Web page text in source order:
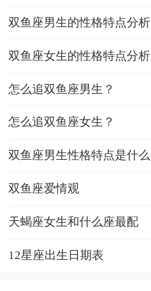
双鱼座男生的性格特点分析
双鱼座女生的性格特点分析
怎么追双鱼座男生？
怎么追双鱼座女生？
双鱼座男生性格特点是什么
双鱼座爱情观
天蝎座女生和什么座最配
12星座出生日期表